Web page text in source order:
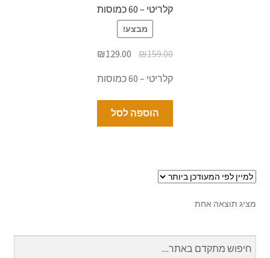
קלריטי – 60 כמוסות
מבצע!
₪159.00
₪129.00
קלריטי – 60 כמוסות
הוספה לסל
מציג תוצאה אחת